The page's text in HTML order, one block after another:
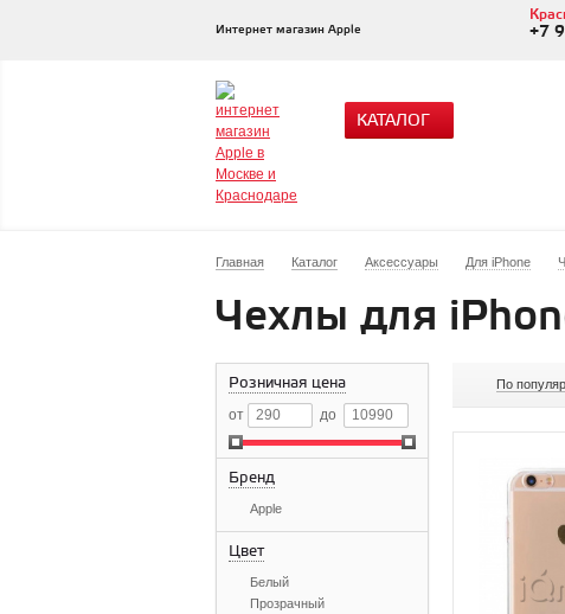
Интернет магазин Apple +7
КАТАЛОГ
Главная Каталог Аксессуары Для iPhone
Чехлы для
Розничная цена
от до
Бренд
Apple
Цвет
Белый
Прозрачный
По